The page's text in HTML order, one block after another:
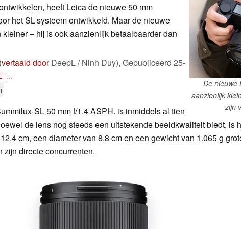
De nieuwe
aanzienlijk
zijn
heeft Leica de nieuwe 50 mm
het SL-systeem ontwikkeld. Maar de nieuwe
– hij is ook aanzienlijk betaalbaarder dan
vertaald doorDeepL / Ninh Duy), Gepubliceerd 25-
...
SL 50 mm f/1.4 ASPH. is inmiddels al tien
de lens nog steeds een uitstekende beeldkwaliteit biedt, is
cm, een diameter van 8,8 cm en een gewicht van 1.065 g
zijn directe concurrenten.